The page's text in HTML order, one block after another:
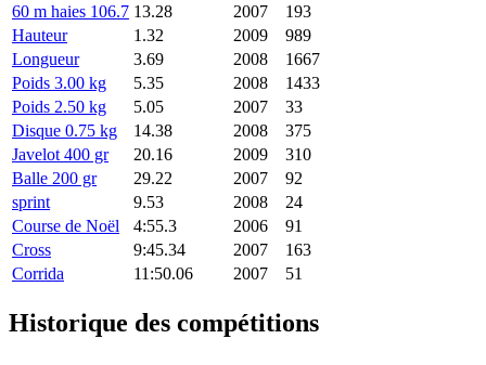
60 m haies 106.7 13.28 2007
193
Hauteur
1.32 2009
989
Longueur
3.69 2008
1667
Poids 3.00 kg
5.35 2008
1433
Poids 2.50 kg
5.05 2007
33
Disque 0.75 kg
14.38 2008
375
Javelot 400 gr
20.16 2009
310
Balle 200 gr
29.22 2007
92
sprint
9.53 2008
24
Course de Noël
4:55.3 2006
91
Cross
9:45.34 2007
163
Corrida
11:50.06 2007 51
Historique des compétitions